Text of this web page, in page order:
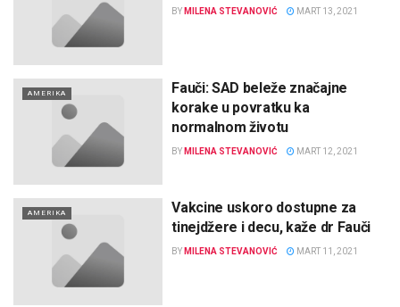
BY MILENA STEVANOVIĆ MART 13, 2021
AMERIKA
Fauči: SAD beleže značajne
korake u povratku ka
normalnom životu
BY MILENA STEVANOVIĆ MART 12, 2021
AMERIKA
Vakcine uskoro dostupne za
tinejdžere i decu, kaže dr Fauči
BY MILENA STEVANOVIĆ MART 11, 2021